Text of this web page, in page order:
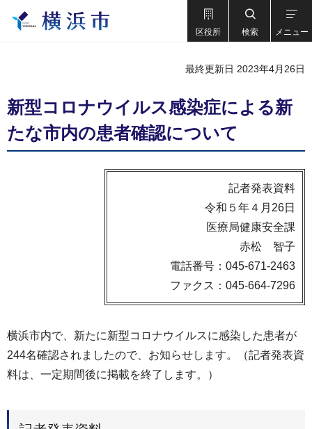
区役所 検索 メニュー
最終更新日 2023年4月26日
新型コロナウイルス感染症による新
たな市内の患者確認について
記者発表資料
令和５年４月26日
医療局健康安全課
赤松 智子
電話番号：045-671-2463
ファクス：045-664-7296
横浜市内で、新たに新型コロナウイルスに感染した患者が
244名確認されましたので、お知らせします。（記者発表資
料は、一定期間後に掲載を終了します。）